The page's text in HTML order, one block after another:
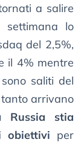
a salire
settimana lo
del 2,5%,
il 4% mentre
saliti del
arrivano
Russia stia
obiettivi per